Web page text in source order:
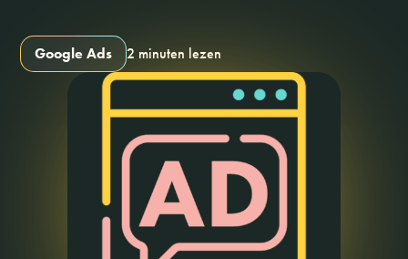
Google Ads 2 minuten lezen